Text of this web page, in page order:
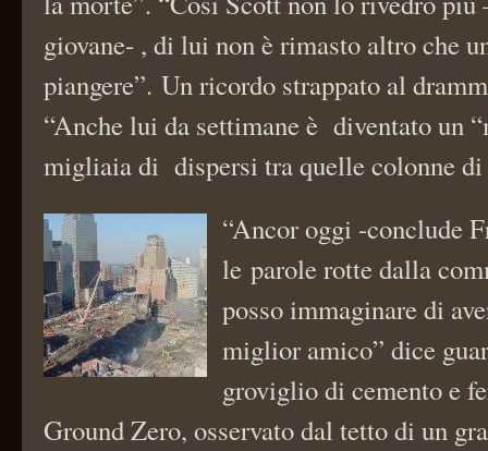
giovane- , di lui non è rimasto altro che
piangere”. Un ricordo strappato al
“Anche lui da settimane è diventato un
migliaia di dispersi tra quelle colonne di
“Ancor oggi -conclude
le parole rotte dalla
posso immaginare di
miglior amico” dice
groviglio di cemento e
Ground Zero, osservato dal tetto di un